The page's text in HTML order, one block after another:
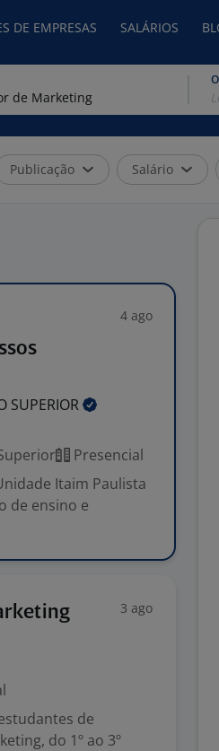
DE EMPRESAS SALÁRIOS
Publicação Salário
4 ago
SUPERIOR
Presencial
Itaim Paulista
de ensino e
3 ago
de
do 1º ao 3º